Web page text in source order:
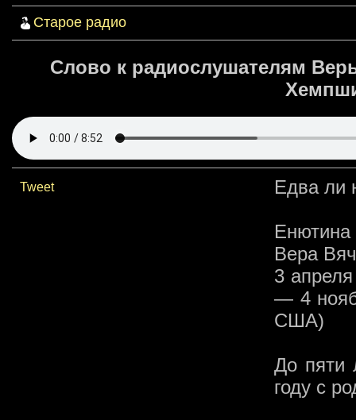
Старое радио
Слово к радиослушателям
Tweet Едва ли
Енютина
Вера
3
— 4
США)
До пяти
году с